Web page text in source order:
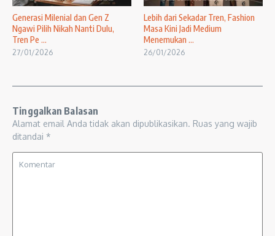
Generasi Milenial dan Gen Z
Ngawi Pilih Nikah Nanti Dulu,
Tren Pe ...
27/01/2026
Lebih dari Sekadar Tren, Fashion
Masa Kini Jadi Medium
Menemukan ...
26/01/2026
Tinggalkan Balasan
Alamat email Anda tidak akan dipublikasikan. Ruas yang wajib
ditandai *